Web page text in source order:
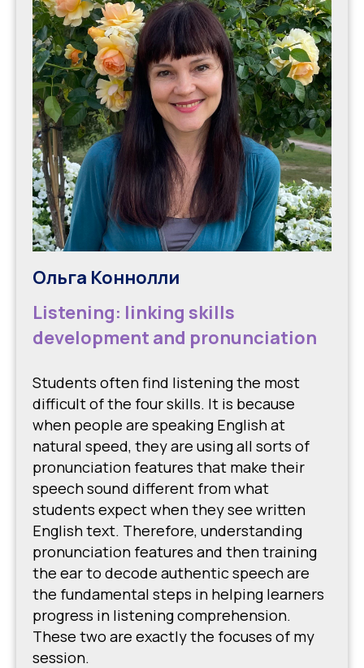
Ольга Коннолли
Listening: linking skills
development and pronunciation
Students often find listening the most
difficult of the four skills. It is because
when people are speaking English at
natural speed, they are using all sorts of
pronunciation features that make their
speech sound different from what
students expect when they see written
English text. Therefore, understanding
pronunciation features and then training
the ear to decode authentic speech are
the fundamental steps in helping learners
progress in listening comprehension.
These two are exactly the focuses of my
session.